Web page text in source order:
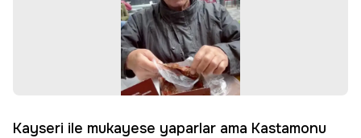
Kayseri ile mukayese yaparlar ama Kastamonu